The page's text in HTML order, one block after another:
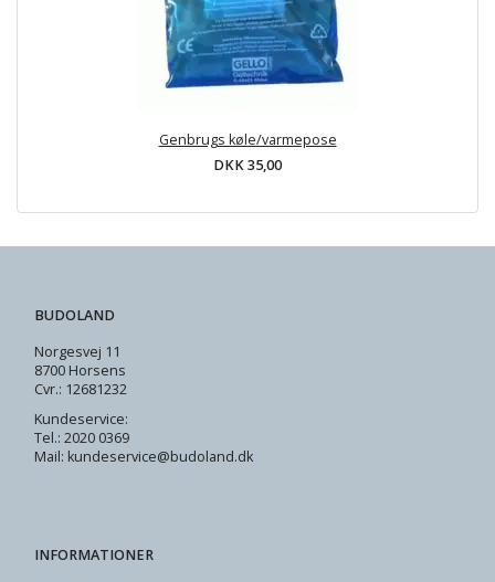
Genbrugs køle/varmepose
DKK 35,00
BUDOLAND
Norgesvej 11
8700 Horsens
Cvr.: 12681232
Kundeservice:
Tel.: 2020 0369
Mail: kundeservice@budoland.dk
INFORMATIONER